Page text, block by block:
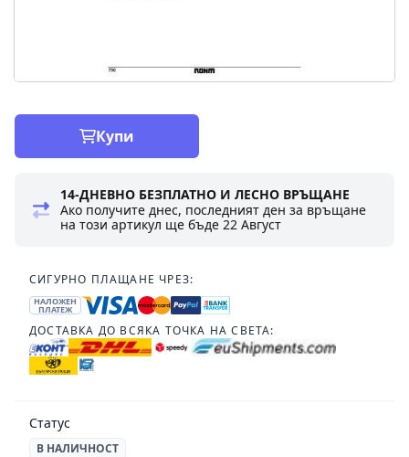
Купи
14-ДНЕВНО БЕЗПЛАТНО И ЛЕСНО ВРЪЩАНЕ
Ако получите днес, последният ден за връщане
на този артикул ще бъде22 Август
СИГУРНО ПЛАЩАНЕ ЧРЕЗ:
НАЛОЖЕН
ПЛАТЕЖ
ДОСТАВКА ДО ВСЯКА ТОЧКА НА СВЕТА:
Статус
В НАЛИЧНОСТ